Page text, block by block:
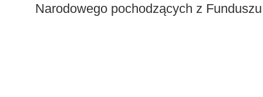
Narodowego pochodzących z